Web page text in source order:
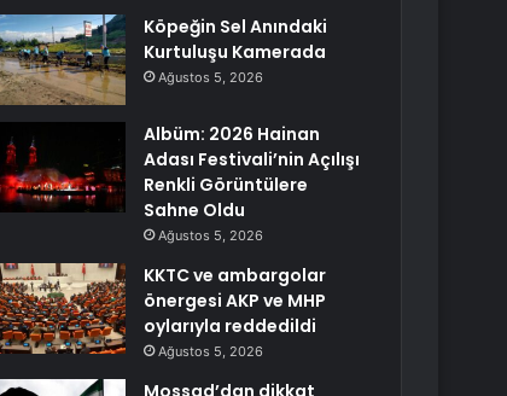
Köpeğin Sel Anındaki
Kurtuluşu Kamerada
Ağustos 5, 2026
Albüm: 2026 Hainan
Adası Festivali’nin Açılışı
Renkli Görüntülere
Sahne Oldu
Ağustos 5, 2026
KKTC ve ambargolar
önergesi AKP ve MHP
oylarıyla reddedildi
Ağustos 5, 2026
Mossad’dan dikkat